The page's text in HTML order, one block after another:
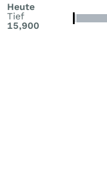
Heute
Tief
15,900